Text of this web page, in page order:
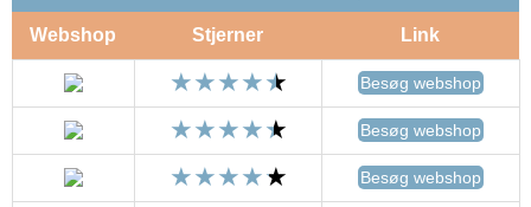
Webshop Stjerner Link
Besøg webshop
Besøg webshop
Besøg webshop